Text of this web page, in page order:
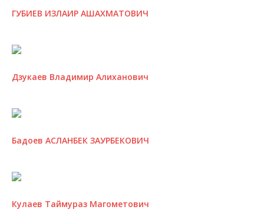
ГУБИЕВ ИЗЛАИР АШАХМАТОВИЧ
Дзукаев Владимир Алиханович
Бадоев АСЛАНБЕК ЗАУРБЕКОВИЧ
Кулаев Таймураз Магометович